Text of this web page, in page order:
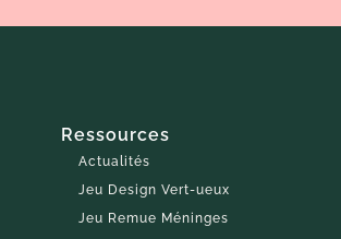
Ressources
Actualités
Jeu Design Vert-ueux
Jeu Remue Méninges